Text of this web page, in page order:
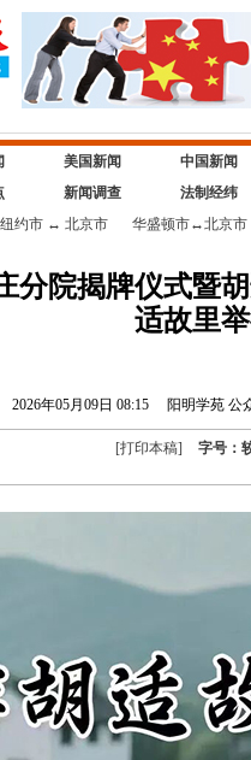
美国新闻 中国新闻
新闻调查 法制经纬
纽约市↔ 北京市 华盛顿市↔北京市
分院揭牌仪式暨
适故里
2026年05月09日 08:15 阳明学苑 公
[打印本稿] 字号：